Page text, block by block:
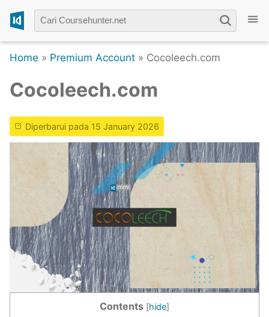
Home » Premium Account » Cocoleech.com
Cocoleech.com
Diperbarui pada 15 January 2026
Contents [hide]